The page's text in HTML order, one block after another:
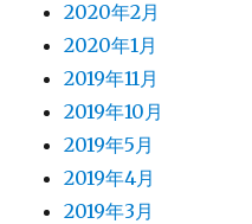
2020年2月
2020年1月
2019年11月
2019年10月
2019年5月
2019年4月
2019年3月